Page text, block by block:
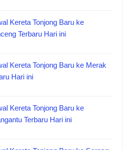
Kereta Tonjong Baru ke
Terbaru Hari ini
Kereta Tonjong Baru ke Merak
Hari ini
Kereta Tonjong Baru ke
Terbaru Hari ini